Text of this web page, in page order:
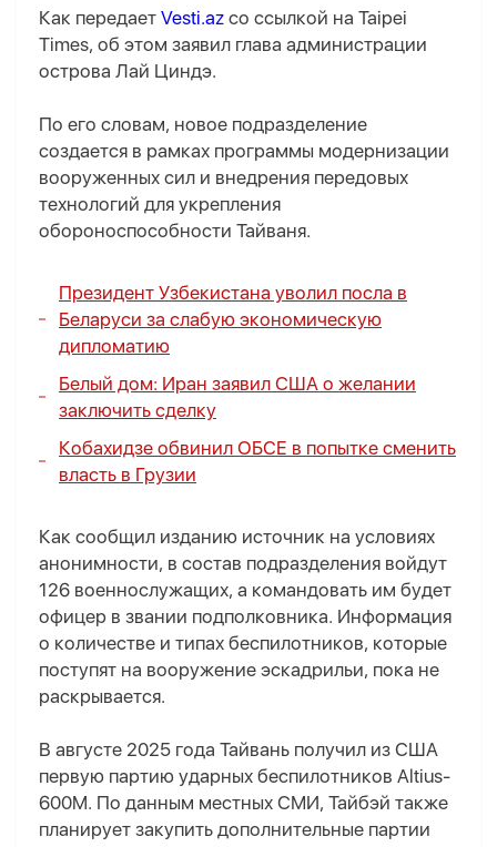
Как передает Vesti.az со ссылкой на Taipei
Times, об этом заявил глава администрации
острова Лай Циндэ.
По его словам, новое подразделение
создается в рамках программы модернизации
вооруженных сил и внедрения передовых
технологий для укрепления
обороноспособности Тайваня.
Президент Узбекистана уволил посла в
Беларуси за слабую экономическую
дипломатию
Белый дом: Иран заявил США о желании
заключить сделку
Кобахидзе обвинил ОБСЕ в попытке сменить
власть в Грузии
Как сообщил изданию источник на условиях
анонимности, в состав подразделения войдут
126 военнослужащих, а командовать им будет
офицер в звании подполковника. Информация
о количестве и типах беспилотников, которые
поступят на вооружение эскадрильи, пока не
раскрывается.
В августе 2025 года Тайвань получил из США
первую партию ударных беспилотников Altius-
600M. По данным местных СМИ, Тайбэй также
планирует закупить дополнительные партии